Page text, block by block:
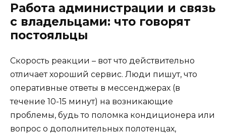
Работа администрации и связь
с владельцами: что говорят
постояльцы
Скорость реакции – вот что действительно
отличает хороший сервис. Люди пишут, что
оперативные ответы в мессенджерах (в
течение 10-15 минут) на возникающие
проблемы, будь то поломка кондиционера или
вопрос о дополнительных полотенцах,